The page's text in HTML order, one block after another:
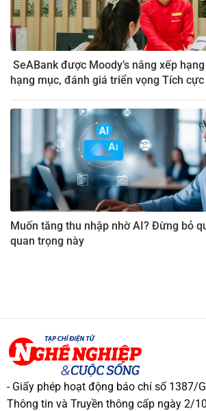
SeABank được Moody’s nâng xếp
hạng mục, đánh giá triển vọng Tích cực
Muốn tăng thu nhập nhờ AI? Đừng bỏ
quan trọng này
- Giấy phép hoạt động báo chí số 1387/
Thông tin và Truyền thông cấp ngày 2/